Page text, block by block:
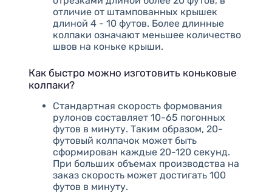
отличие от штампованных крышек
длиной 4 - 10 футов. Более длинные
колпаки означают меньшее количество
швов на коньке крыши.
Как быстро можно изготовить коньковые
колпаки?
Стандартная скорость формования
рулонов составляет 10-65 погонных
футов в минуту. Таким образом, 20-
футовый колпачок может быть
сформирован каждые 20-120 секунд.
При больших объемах производства на
заказ скорость может достигать 100
футов в минуту.